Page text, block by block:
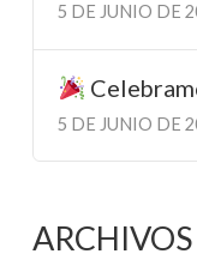
5 DE JUNIO DE
5 DE JUNIO DE
ARCHIVOS